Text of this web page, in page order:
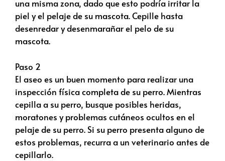
una misma zona, dado que esto podría irritar la
piel y el pelaje de su mascota. Cepille hasta
desenredar y desenmarañar el pelo de su
mascota.
Paso 2
El aseo es un buen momento para realizar una
inspección física completa de su perro. Mientras
cepilla a su perro, busque posibles heridas,
moratones y problemas cutáneos ocultos en el
pelaje de su perro. Si su perro presenta alguno de
estos problemas, recurra a un veterinario antes de
cepillarlo.